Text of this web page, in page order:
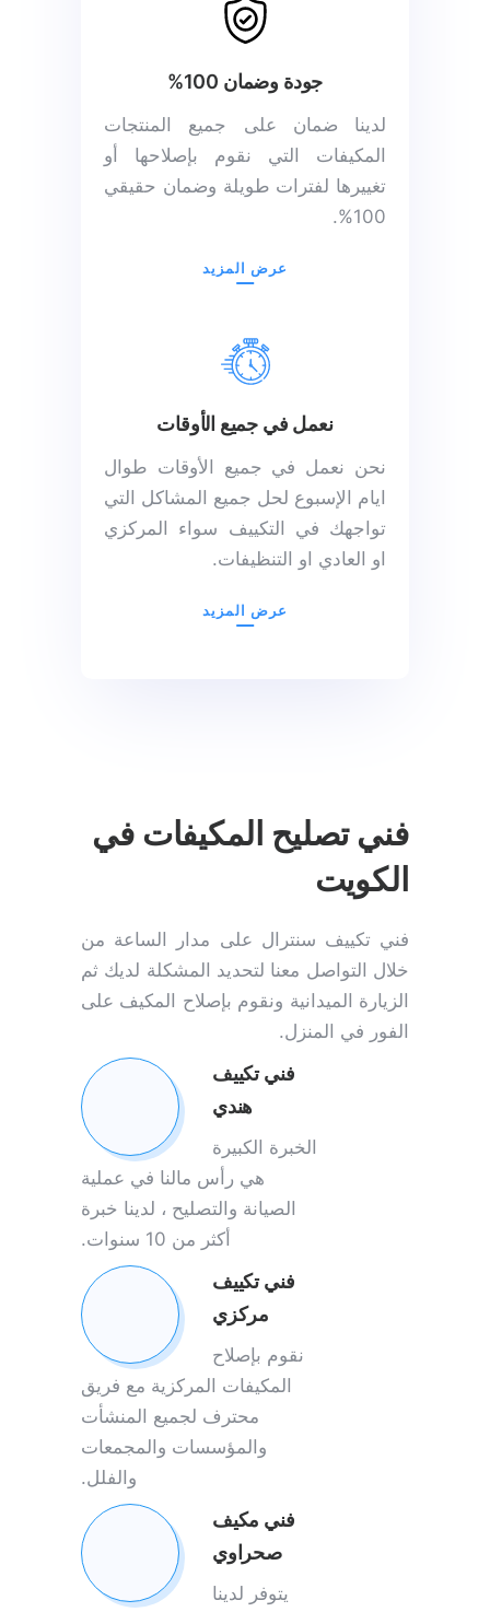
جودة وضمان 100%
لدينا ضمان على جميع المنتجات
المكيفات التي نقوم بإصلاحها أو
تغييرها لفترات طويلة وضمان حقيقي
100%.
عرض المزيد
نعمل في جميع الأوقات
نحن نعمل في جميع الأوقات طوال
ايام الإسبوع لحل جميع المشاكل التي
تواجهك في التكييف سواء المركزي
او العادي او التنظيفات.
عرض المزيد
فني تصليح المكيفات في
الكويت
فني تكييف سنترال على مدار الساعة من
خلال التواصل معنا لتحديد المشكلة لديك ثم
الزيارة الميدانية ونقوم بإصلاح المكيف على
الفور في المنزل.
فني تكييف
هندي
الخبرة الكبيرة
هي رأس مالنا في عملية
الصيانة والتصليح ، لدينا خبرة
أكثر من 10 سنوات.
فني تكييف
مركزي
نقوم بإصلاح
المكيفات المركزية مع فريق
محترف لجميع المنشأت
والمؤسسات والمجمعات
والفلل.
فني مكيف
صحراوي
يتوفر لدينا